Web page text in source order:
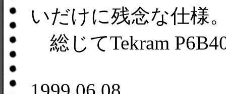
いだけに残念な仕様
総じてTekram